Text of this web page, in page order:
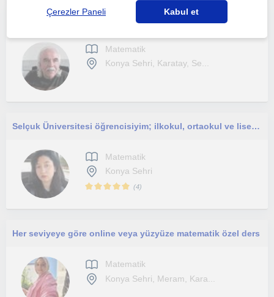
Lise ve üniversite matematiği
Matematik
Konya Sehri, Karatay, Se...
Selçuk Üniversitesi öğrencisiyim; ilkokul, ortaokul ve lise düzeyindeki öğrencilere analitik ve eğlenceli özel dersler veriyorum.
Matematik
Konya Sehri
(4)
Her seviyeye göre online veya yüzyüze matematik özel ders
Matematik
Konya Sehri, Meram, Kara...
Çerezler Paneli Kabul et